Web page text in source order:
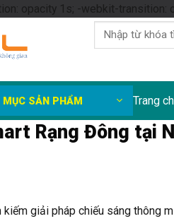
opacity 1s; -webkit-transition:
Tìm
kiếm:
MỤC SẢN PHẨM Trang
Rạng Đông tại
kiếm giải pháp chiếu sáng thông